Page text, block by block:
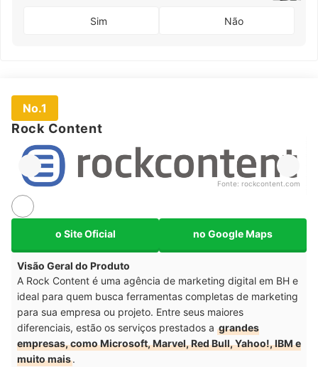
Sim Não
No.1
Rock Content
Fonte: rockcontent.com
o Site Oficial no Google Maps
Visão Geral do Produto
A Rock Content é uma agência de marketing digital em BH e
ideal para quem busca ferramentas completas de marketing
para sua empresa ou projeto. Entre seus maiores
diferenciais, estão os serviços prestados a grandes
empresas, como Microsoft, Marvel, Red Bull, Yahoo!, IBM e
muito mais.